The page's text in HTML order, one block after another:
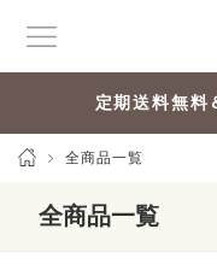
定期送料無
全商品一覧
全商品一覧